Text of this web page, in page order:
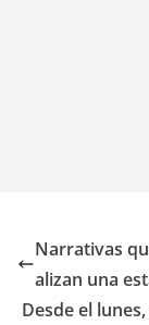
Narrativas
alizan una
Desde el